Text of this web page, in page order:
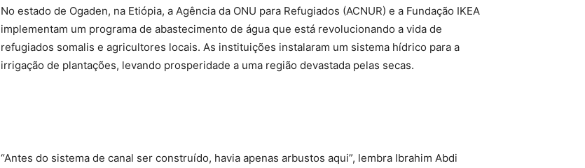
No estado de Ogaden, na Etiópia, a Agência da ONU para Refugiados (ACNUR) e a Fundação IKEA
implementam um programa de abastecimento de água que está revolucionando a vida de
refugiados somalis e agricultores locais. As instituições instalaram um sistema hídrico para a
irrigação de plantações, levando prosperidade a uma região devastada pelas secas.
“Antes do sistema de canal ser construído, havia apenas arbustos aqui”, lembra Ibrahim Abdi